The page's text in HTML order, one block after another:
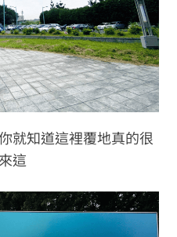
就知道這裡覆地真的很
這